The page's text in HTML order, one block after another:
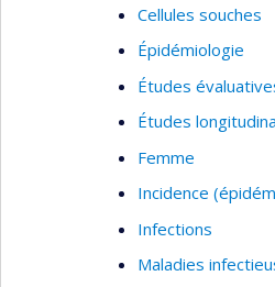
établissements de
l’impact de l'agrément
d'engager la population
pandémie de la
aux comparaisons
Cellules souches
Épidémiologie
Études
Études
Femme
Incidence
Infections
Maladies